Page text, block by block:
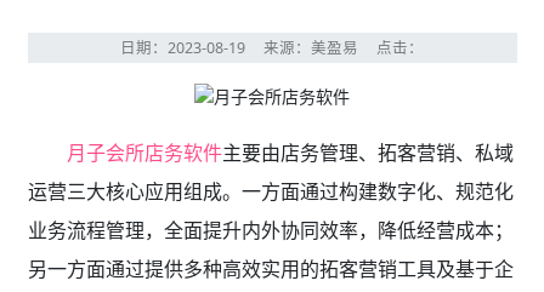
日期：2023-08-19 来源：美盈易 点击：
月子会所店务软件主要由店务管理、拓客营销、私域
运营三大核心应用组成。一方面通过构建数字化、规范化
业务流程管理，全面提升内外协同效率，降低经营成本；
另一方面通过提供多种高效实用的拓客营销工具及基于企